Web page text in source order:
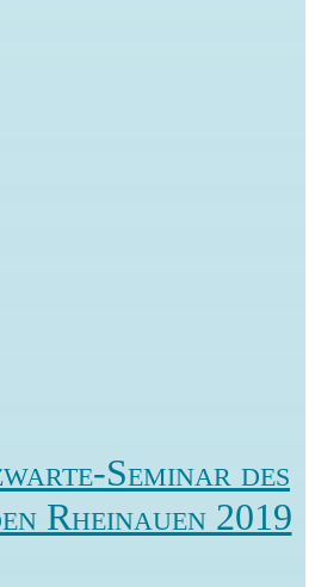
Seminar des
Rheinauen 2019